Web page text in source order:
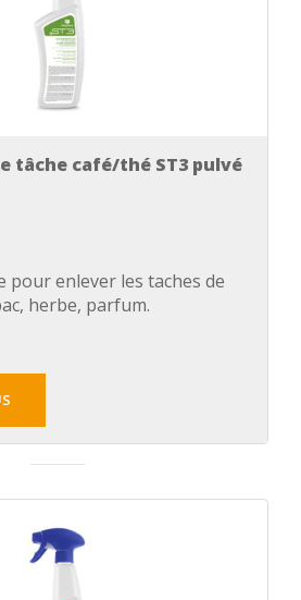
tâche café/thé ST3 pulvé
pour enlever les taches de
herbe, parfum.